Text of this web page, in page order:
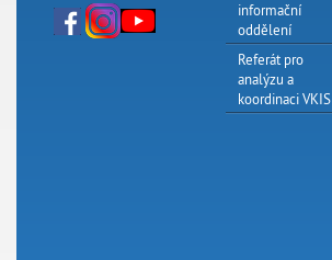
informační
oddělení
Referát pro
analýzu a
koordinaci VKIS